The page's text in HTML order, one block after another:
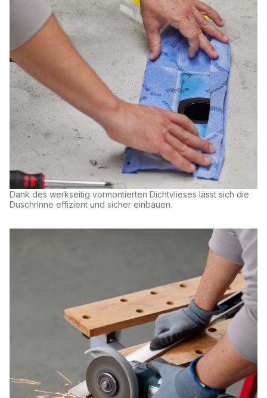
Dank des werkseitig vormontierten Dichtvlieses lässt sich die
Duschrinne effizient und sicher einbauen.